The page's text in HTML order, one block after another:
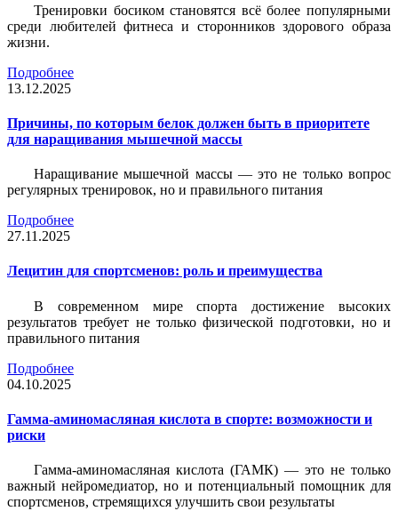
Тренировки босиком становятся всё более популярными
среди любителей фитнеса и сторонников здорового образа
жизни.
Подробнее
13.12.2025
Причины, по которым белок должен быть в приоритете
для наращивания мышечной массы
Наращивание мышечной массы — это не только вопрос
регулярных тренировок, но и правильного питания
Подробнее
27.11.2025
Лецитин для спортсменов: роль и преимущества
В современном мире спорта достижение высоких
результатов требует не только физической подготовки, но и
правильного питания
Подробнее
04.10.2025
Гамма-аминомасляная кислота в спорте: возможности и
риски
Гамма-аминомасляная кислота (ГАМК) — это не только
важный нейромедиатор, но и потенциальный помощник для
спортсменов, стремящихся улучшить свои результаты